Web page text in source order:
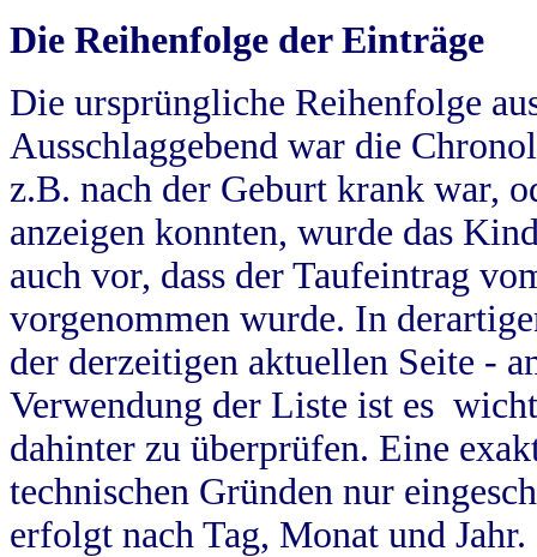
Die Reihenfolge der Einträge
Die ursprüngliche Reihenfolge
Ausschlaggebend war die
z.B. nach der Geburt krank war,
anzeigen konnten, wurde das
auch vor, dass der Taufeintrag
vorgenommen wurde. In
der derzeitigen aktuellen Seite -
Verwendung der Liste ist es
dahinter zu überprüfen. Eine
technischen Gründen nur
erfolgt nach Tag, Monat und Jahr.